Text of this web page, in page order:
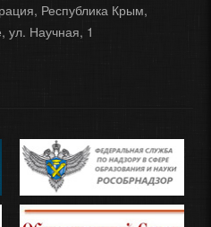
Республика Крым,
ул. Научная, 1